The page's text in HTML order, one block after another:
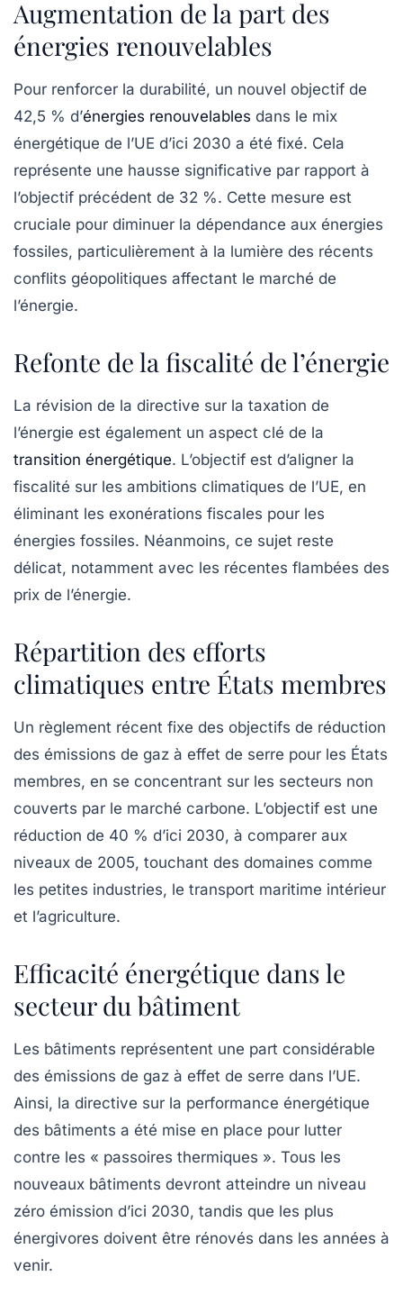
Augmentation de la part des
énergies renouvelables
Pour renforcer la durabilité, un nouvel objectif de
42,5 % d’énergies renouvelables dans le mix
énergétique de l’UE d’ici 2030 a été fixé. Cela
représente une hausse significative par rapport à
l’objectif précédent de 32 %. Cette mesure est
cruciale pour diminuer la dépendance aux énergies
fossiles, particulièrement à la lumière des récents
conflits géopolitiques affectant le marché de
l’énergie.
Refonte de la fiscalité de l’énergie
La révision de la directive sur la taxation de
l’énergie est également un aspect clé de la
transition énergétique. L’objectif est d’aligner la
fiscalité sur les ambitions climatiques de l’UE, en
éliminant les exonérations fiscales pour les
énergies fossiles. Néanmoins, ce sujet reste
délicat, notamment avec les récentes flambées des
prix de l’énergie.
Répartition des efforts
climatiques entre États membres
Un règlement récent fixe des objectifs de réduction
des émissions de gaz à effet de serre pour les États
membres, en se concentrant sur les secteurs non
couverts par le marché carbone. L’objectif est une
réduction de 40 % d’ici 2030, à comparer aux
niveaux de 2005, touchant des domaines comme
les petites industries, le transport maritime intérieur
et l’agriculture.
Efficacité énergétique dans le
secteur du bâtiment
Les bâtiments représentent une part considérable
des émissions de gaz à effet de serre dans l’UE.
Ainsi, la directive sur la performance énergétique
des bâtiments a été mise en place pour lutter
contre les « passoires thermiques ». Tous les
nouveaux bâtiments devront atteindre un niveau
zéro émission d’ici 2030, tandis que les plus
énergivores doivent être rénovés dans les années à
venir.